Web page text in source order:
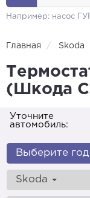
Например: насос
Главная Skoda
(Шкода
Уточните
автомобиль:
Выберите год
Skoda